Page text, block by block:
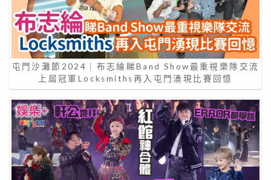
屯門沙灘節2024｜布志綸睇Band Show最重視樂隊交流
上屆冠軍Locksmiths再入屯門湧現比賽回憶